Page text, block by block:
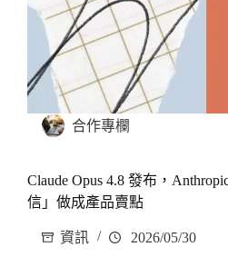
合作專欄
Claude Opus 4.8 發布，
信」做成產品賣點
資訊 2026/05/30